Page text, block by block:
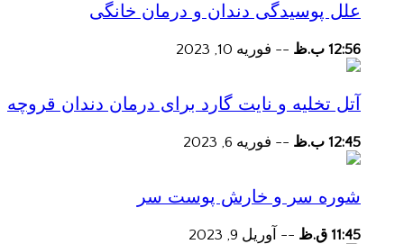
علل پوسیدگی دندان و درمان خانگی
12:56 ب.ظ -- فوریه 10, 2023
آتل تخلیه و نایت گارد برای درمان دندان قروچه
12:45 ب.ظ -- فوریه 6, 2023
شوره سر و خارش پوست سر
11:45 ق.ظ -- آوریل 9, 2023